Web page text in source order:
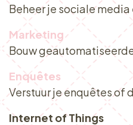
Beheer je sociale
Marketing
Bouw
Enquêtes
Verstuur je enquêtes of
Internet of Things